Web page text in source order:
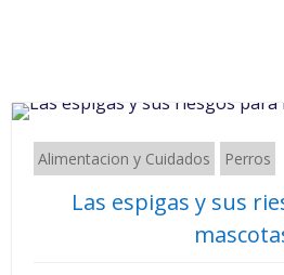
Alimentacion y Cuidados Perros
Las espigas y sus